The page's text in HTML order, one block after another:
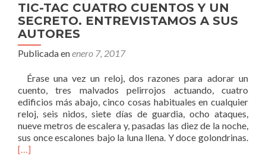
TIC-TAC CUATRO CUENTOS Y UN
SECRETO. ENTREVISTAMOS A SUS
AUTORES
Publicada enenero 7, 2017
Érase una vez un reloj, dos razones para adorar un
cuento, tres malvados pelirrojos actuando, cuatro
edificios más abajo, cinco cosas habituales en cualquier
reloj, seis nidos, siete días de guardia, ocho ataques,
nueve metros de escalera y, pasadas las diez de la noche,
sus once escalones bajo la luna llena. Y doce golondrinas.
[…]